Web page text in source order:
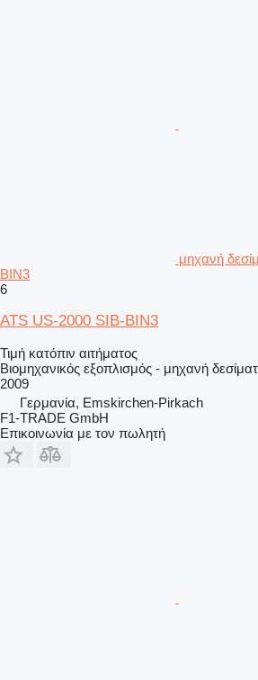
μηχανή
BIN3
6
ATS US-2000 SIB-BIN3
Τιμή κατόπιν αιτήματος
Βιομηχανικός εξοπλισμός - μηχανή
2009
Γερμανία, Emskirchen-Pirkach
F1-TRADE GmbH
Επικοινωνία με τον πωλητή